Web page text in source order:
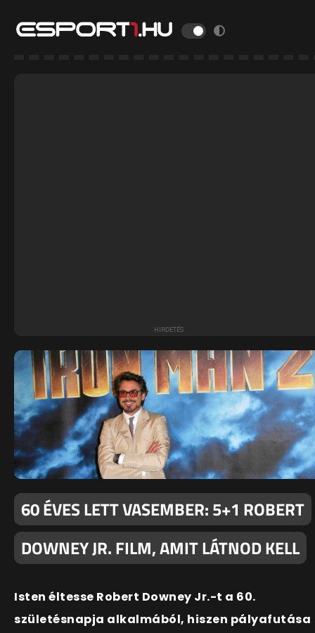
60 ÉVES LETT VASEMBER: 5+1 ROBERT
DOWNEY JR. FILM, AMIT LÁTNOD KELL
Isten éltesse Robert Downey Jr.-t a 60.
születésnapja alkalmából, hiszen pályafutása